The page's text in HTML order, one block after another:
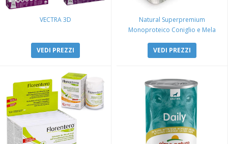
VECTRA 3D
VEDI PREZZI
Natural Superpremium
Monoproteico Coniglio e Mela
VEDI PREZZI